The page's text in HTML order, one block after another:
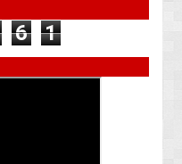
6 1